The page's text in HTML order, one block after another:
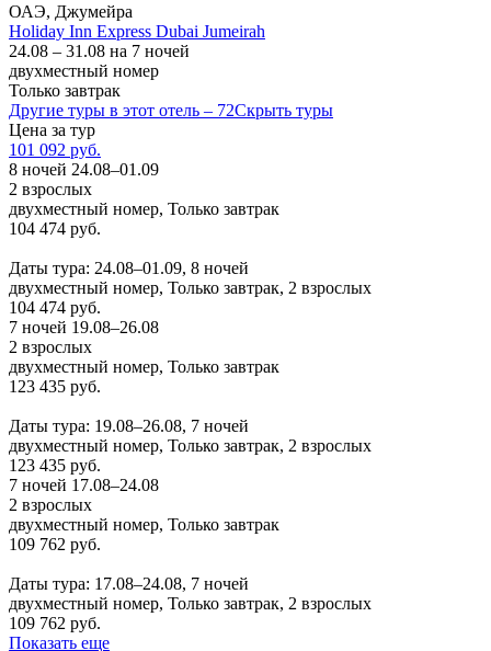
ОАЭ, Джумейра
Holiday Inn Express Dubai Jumeirah
24.08 – 31.08 на 7 ночей
двухместный номер
Только завтрак
Другие туры в этот отель – 72Скрыть туры
Цена за тур
101 092 руб.
8 ночей 24.08–01.09
2 взрослых
двухместный номер, Только завтрак
104 474 руб.
Даты тура: 24.08–01.09, 8 ночей
двухместный номер, Только завтрак, 2 взрослых
104 474 руб.
7 ночей 19.08–26.08
2 взрослых
двухместный номер, Только завтрак
123 435 руб.
Даты тура: 19.08–26.08, 7 ночей
двухместный номер, Только завтрак, 2 взрослых
123 435 руб.
7 ночей 17.08–24.08
2 взрослых
двухместный номер, Только завтрак
109 762 руб.
Даты тура: 17.08–24.08, 7 ночей
двухместный номер, Только завтрак, 2 взрослых
109 762 руб.
Показать еще